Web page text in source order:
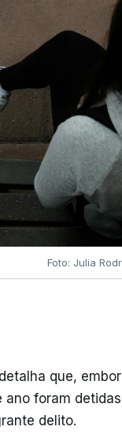
Foto: Julia
que,
ano foram
delito.